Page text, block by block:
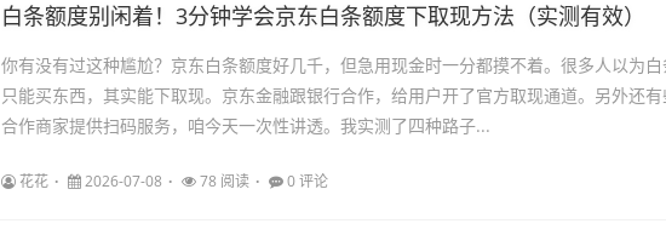
白条额度别闲着！3分钟学会京东白条额度下取现方法（实测有效）
你有没有过这种尴尬？京东白条额度好几千，但急用现金时一分都摸不着。很多人以为白
只能买东西，其实能下取现。京东金融跟银行合作，给用户开了官方取现通道。另外还
合作商家提供扫码服务，咱今天一次性讲透。我实测了四种路子...
花花 2026-07-08 78 阅读 0 评论